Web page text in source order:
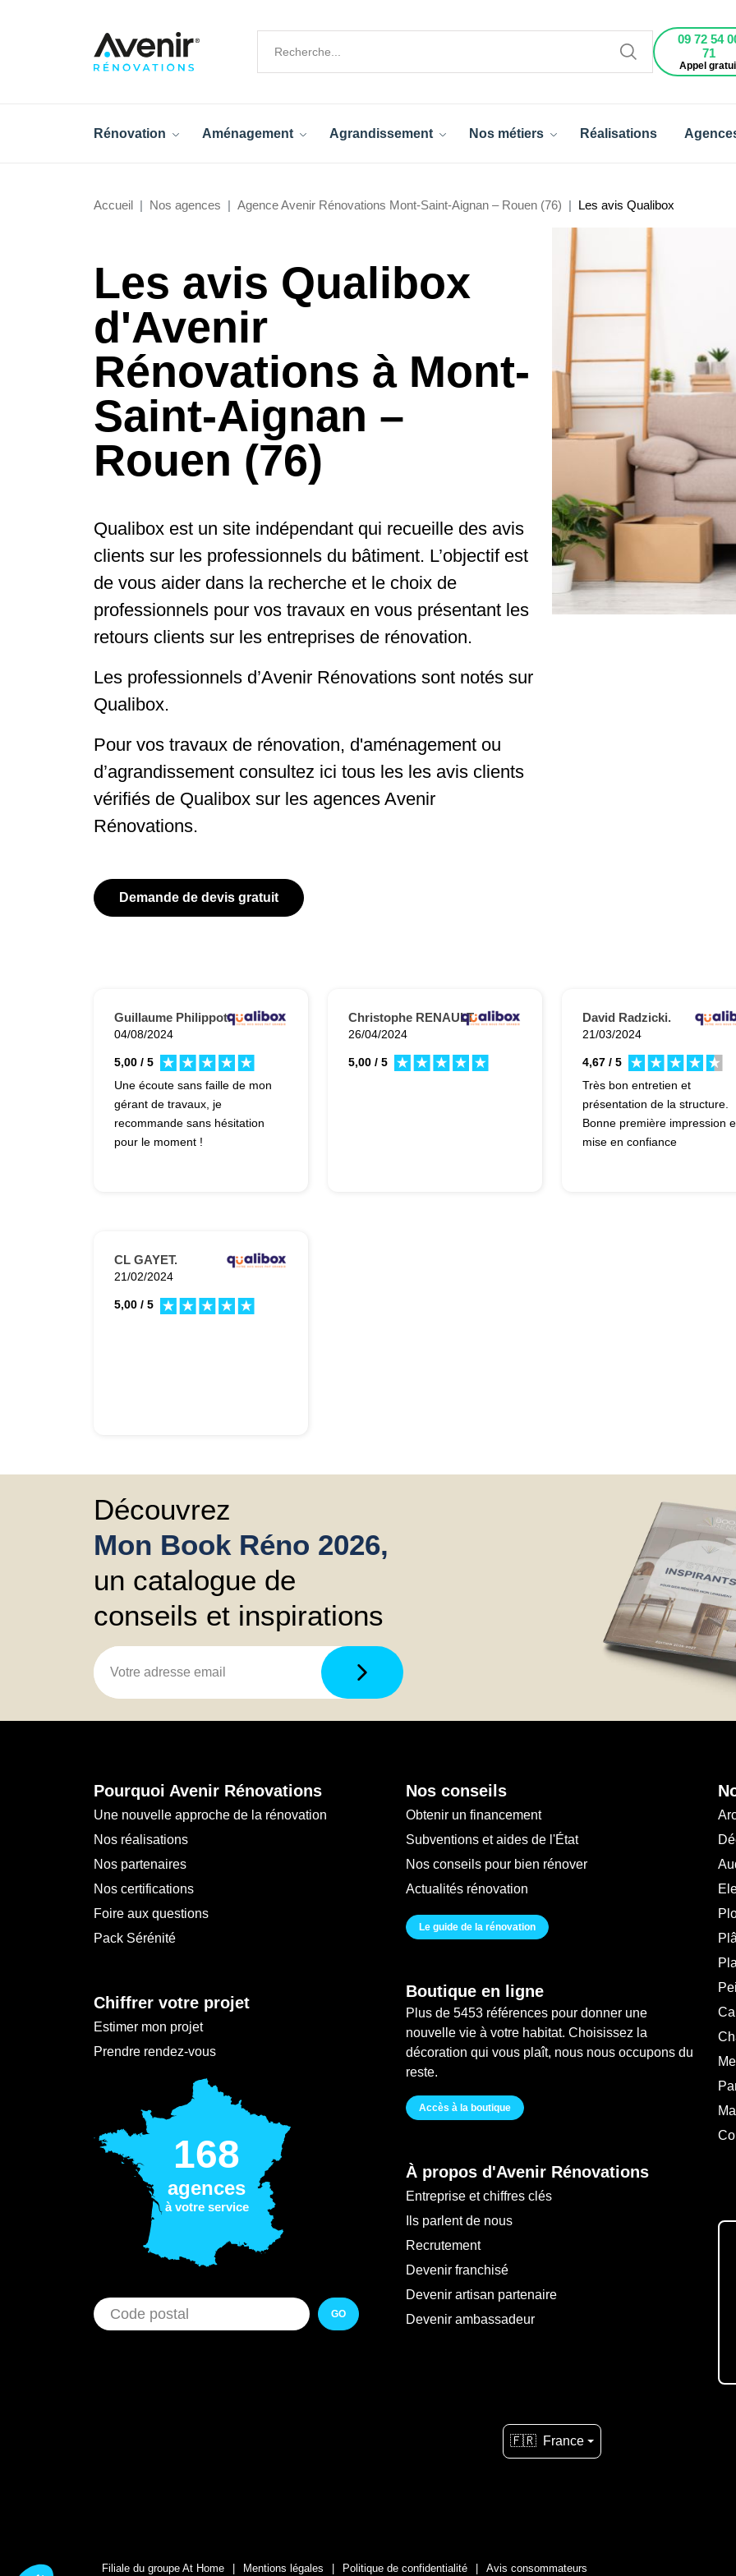
09 72 54
71
Appel
Rénovation Aménagement Agrandissement Nos métiers Réalisations
Accueil Nos agences Agence Avenir Rénovations Mont-Saint-Aignan – Rouen (76) Les avis Qualibox
Les avis Qualibox
d'Avenir
Rénovations à Mont-
Saint-Aignan –
Rouen (76)
Qualibox est un site indépendant qui recueille des avis
clients sur les professionnels du bâtiment. L’objectif est
de vous aider dans la recherche et le choix de
professionnels pour vos travaux en vous présentant les
retours clients sur les entreprises de rénovation.
Les professionnels d’Avenir Rénovations sont notés sur
Qualibox.
Pour vos travaux de rénovation, d'aménagement ou
d’agrandissement consultez ici tous les les avis clients
vérifiés de Qualibox sur les agences Avenir
Rénovations.
Demande de devis gratuit
Guillaume Philippot.
04/08/2024
5,00 / 5
Une écoute sans faille de mon
gérant de travaux, je
recommande sans hésitation
pour le moment !
Christophe RENAULT.
26/04/2024
5,00 / 5
David Radzicki.
21/03/2024
4,67 / 5
Très bon entretien et
présentation de la structure.
Bonne première impression
mise en confiance
CL GAYET.
21/02/2024
5,00 / 5
Découvrez
Mon Book Réno 2026,
un catalogue de
conseils et inspirations
Pourquoi Avenir Rénovations
Une nouvelle approche de la rénovation
Nos réalisations
Nos partenaires
Nos certifications
Foire aux questions
Pack Sérénité
Chiffrer votre projet
Estimer mon projet
Prendre rendez-vous
168
agences
à votre service
GO
Nos conseils
Obtenir un financement
Subventions et aides de l'État
Nos conseils pour bien rénover
Actualités rénovation
Le guide de la rénovation
Boutique en ligne
Plus de 5453 références pour donner une
nouvelle vie à votre habitat. Choisissez la
décoration qui vous plaît, nous nous occupons du
reste.
Accès à la boutique
À propos d'Avenir Rénovations
Entreprise et chiffres clés
Ils parlent de nous
Recrutement
Devenir franchisé
Devenir artisan partenaire
Devenir ambassadeur
🇫🇷 France
Filiale du groupe At Home Mentions légales Politique de confidentialité Avis consommateurs